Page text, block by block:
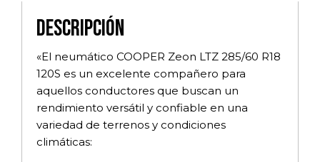
Descripción
«El neumático COOPER Zeon LTZ 285/60 R18
120S es un excelente compañero para
aquellos conductores que buscan un
rendimiento versátil y confiable en una
variedad de terrenos y condiciones
climáticas: